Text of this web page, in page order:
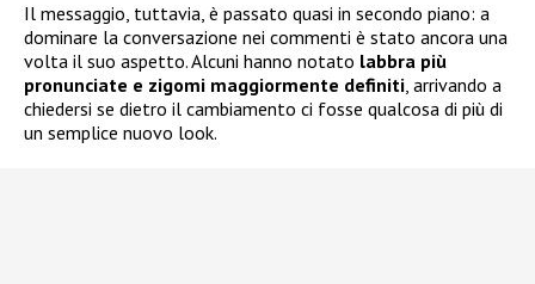
Il messaggio, tuttavia, è passato quasi in secondo piano: a
dominare la conversazione nei commenti è stato ancora una
volta il suo aspetto. Alcuni hanno notato labbra più
pronunciate e zigomi maggiormente definiti, arrivando a
chiedersi se dietro il cambiamento ci fosse qualcosa di più di
un semplice nuovo look.